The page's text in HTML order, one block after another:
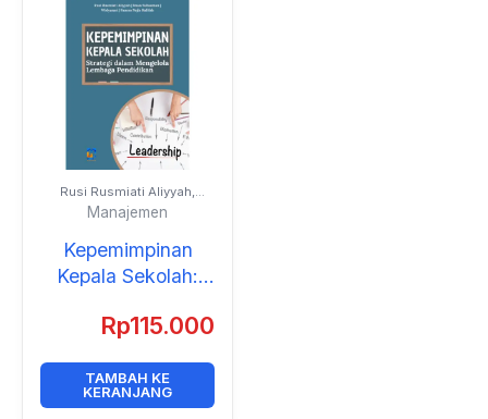
Rusi Rusmiati Aliyyah,
Iman Subasman,
Widyasari, dan Fanesa
Manajemen
Kepemimpinan
Kepala Sekolah:
Mengelola
Pendidikan
Rp115.000
TAMBAH KE
KERANJANG